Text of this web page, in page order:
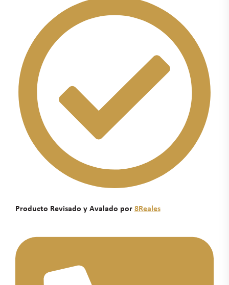
Producto Revisado y Avalado por 8Reales